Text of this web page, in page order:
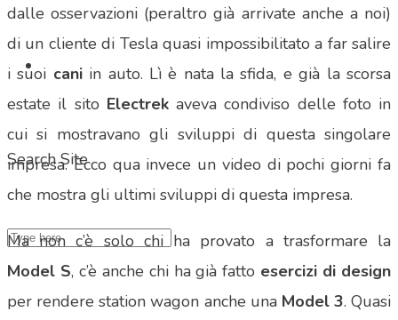
Search Site
dalle osservazioni (peraltro già arrivate anche a noi)
di un cliente di Tesla quasi impossibilitato a far salire
i suoi caniin auto. Lì è nata la sfida, e già la scorsa
estate il sito Electrekaveva condiviso delle foto in
cui si mostravano gli sviluppi di questa singolare
impresa. Ecco qua invece un video di pochi giorni fa
che mostra gli ultimi sviluppi di questa impresa.
Ma non c’è solo chi ha provato a trasformare la
Model S, c’è anche chi ha già fatto esercizi di design
per rendere station wagon anche una Model 3. Quasi